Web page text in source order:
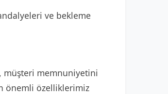
ve bekleme
müşteri memnuniyetini
önemli özelliklerimiz